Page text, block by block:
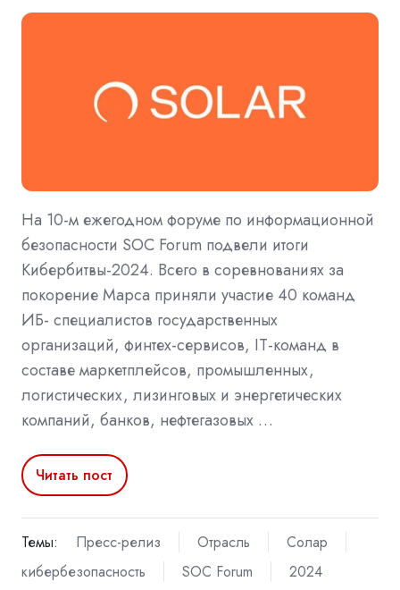
На 10-м ежегодном форуме по информационной
безопасности SOC Forum подвели итоги
Кибербитвы-2024. Всего в соревнованиях за
покорение Марса приняли участие 40 команд
ИБ- специалистов государственных
организаций, финтех-сервисов, IT-команд в
составе маркетплейсов, промышленных,
логистических, лизинговых и энергетических
компаний, банков, нефтегазовых …
Читать пост
Темы: Пресс-релиз Отрасль
Солар
кибербезопасность
SOC Forum 2024